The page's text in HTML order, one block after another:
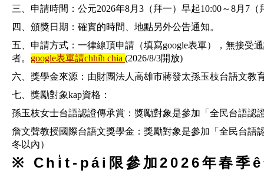
三、申請時間：公元2026年8月3（拜一）早起10:00～8月7（
四、頒獎日期：確實的時間、地點另外公告通知。
五、申請方式：一律線頂申請（填寫google表單），無接受
者。 google表單請chhi̍h chia (2026/8/3開放)
六、獎學金來源：由財團法人高雄市蔣發太孫玉枝台語文教
七、獎勵對象kap資格：
孫玉枝女士台語認證傳承賞：獎勵對象是參加「全民台語認
詹文聲教授國際台語文獎學金：獎勵對象是參加「全民台語
冬以內）
※ Chi̍t-pái限參加2026年春季ê